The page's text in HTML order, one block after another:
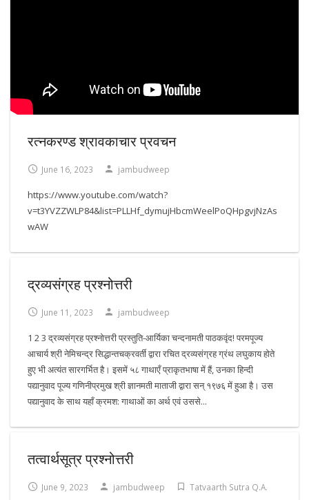
रत्नकरण्ड श्रावकाचार प्रवचन
June 16, 2023 jambudweep
https://www.youtube.com/watch?
v=t3YVZZWLP84&list=PLLHf_dymujHbcmWeelPoQHpgvjNzAs
wAW
द्रव्यसंग्रह प्रश्नोत्तरी
June 11, 2023 jambudweep
1 2 3 द्रव्यसंग्रह प्रश्नोत्तरी प्रस्तुति-आर्यिका चन्दनामती पाठकवृंद! परमपूज्य
आचार्य श्री नेमिचन्द्र सिद्धान्तचक्रवर्ती द्वारा रचित द्रव्यसंग्रह ग्रंथ लघुकाय होते
हुए भी अत्यंत सारगर्भित है। इसमें ५८ गाथाएँ प्राकृतभाषा में हैं, उनका हिन्दी
पद्यानुवाद पूज्य गणिनीप्रमुख श्री ज्ञानमती माताजी द्वारा सन् १९७६ में हुआ है। उस
पद्यानुवाद के साथ यहाँ क्रमश: गाथाओं का अर्थ एवं उससे...
तत्वार्थसूत्र प्रश्नोत्तरी
June 9, 2023 jambudweep Tatvaarth Sutra Q.A.